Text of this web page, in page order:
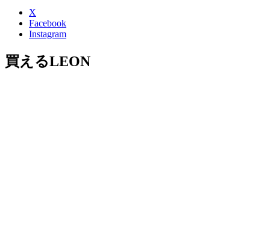
X
Facebook
Instagram
買えるLEON